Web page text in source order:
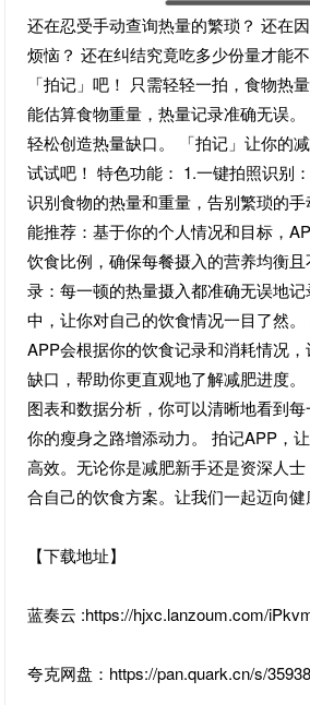
还在忍受手动查询热量的繁琐？ 还在
烦恼？ 还在纠结究竟吃多少份量才能
「拍记」吧！ 只需轻轻一拍，食物热
能估算食物重量，热量记录准确无误。
轻松创造热量缺口。 「拍记」让你的
试试吧！ 特色功能： 1.一键拍照识别
识别食物的热量和重量，告别繁琐的
能推荐：基于你的个人情况和目标，
饮食比例，确保每餐摄入的营养均衡
录：每一顿的热量摄入都准确无误地
中，让你对自己的饮食情况一目了然。
APP会根据你的饮食记录和消耗情况
缺口，帮助你更直观地了解减肥进度
图表和数据分析，你可以清晰地看到
你的瘦身之路增添动力。 拍记APP，
高效。无论你是减肥新手还是资深人
合自己的饮食方案。让我们一起迈向健
【下载地址】
蓝奏云 :https://hjxc.lanzoum.com/
夸克网盘：https://pan.quark.cn/s/